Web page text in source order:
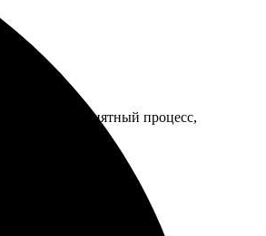
в срок. Приятный процесс,